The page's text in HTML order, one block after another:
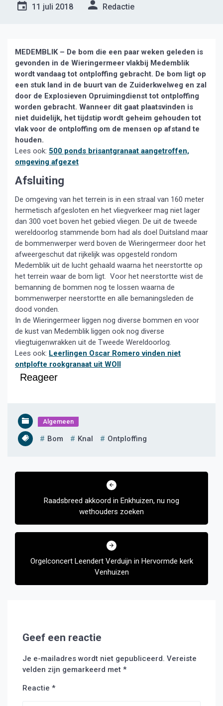
11 juli 2018 Redactie
MEDEMBLIK – De bom die een paar weken geleden is
gevonden in de Wieringermeer vlakbij Medemblik
wordt vandaag tot ontploffing gebracht. De bom ligt op
een stuk land in de buurt van de Zuiderkwelweg en zal
door de Explosieven Opruimingdienst tot ontploffing
worden gebracht. Wanneer dit gaat plaatsvinden is
niet duidelijk, het tijdstip wordt geheim gehouden tot
vlak voor de ontploffing om de mensen op afstand te
houden.
Lees ook: 500 ponds brisantgranaat aangetroffen,
omgeving afgezet
Afsluiting
De omgeving van het terrein is in een straal van 160 meter
hermetisch afgesloten en het vliegverkeer mag niet lager
dan 300 voet boven het gebied vliegen. De uit de tweede
wereldoorlog stammende bom had als doel Duitsland maar
de bommenwerper werd boven de Wieringermeer door het
afweergeschut dat rijkelijk was opgesteld rondom
Medemblik uit de lucht gehaald waarna het neerstortte op
het terrein waar de bom ligt. Voor het neerstortte wist de
bemanning de bommen nog te lossen waarna de
bommenwerper neerstortte en alle bemaningsleden de
dood vonden.
In de Wieringermeer liggen nog diverse bommen en voor
de kust van Medemblik liggen ook nog diverse
vliegtuigenwrakken uit de Tweede Wereldoorlog.
Lees ook: Leerlingen Oscar Romero vinden niet
ontplofte rookgranaat uit WOII
Reageer
Algemeen
Bom Knal Ontploffing
Bericht
Raadsbreed akkoord in Enkhuizen, nu nog
wethouders zoeken
Orgelconcert Leendert Verduijn in Hervormde kerk
Venhuizen
Geef een reactie
Je e-mailadres wordt niet gepubliceerd. Vereiste
velden zijn gemarkeerd met *
Reactie *